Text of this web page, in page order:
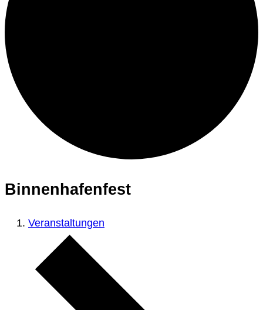
Binnenhafenfest
Veranstaltungen